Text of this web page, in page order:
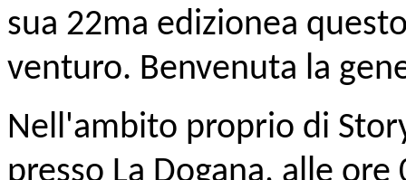
sua 22ma edizionea
venturo. Benvenuta la
Nell'ambito proprio di
presso La Dogana, alle